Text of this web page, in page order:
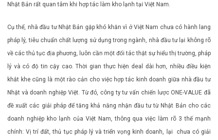
Nhật Bản rất quan tâm khi hợp tác làm kho lạnh tại Việt Nam.
Cụ thể, nhà đầu tư Nhật Bản gặp khó khăn vì ở Việt Nam chưa có hành lang
pháp lý, tiêu chuẩn chất lượng sử dụng trong ngành, nhà đầu tư lại không rõ
về các thủ tục địa phương, luôn cần một đối tác thật sự hiểu thị trường, pháp
lý và có độ tin cậy cao. Thời gian thực hiện deal dài hơn, nhiều điều kiện
khắt khe cũng là một rào cản cho việc hợp tác kinh doanh giữa nhà đầu tư
Nhật và doanh nghiệp Việt. Từ đó, công ty tư vấn chiến lược ONE-VALUE đã
đề xuất các giải pháp để tăng khả năng nhận đầu tư từ Nhật Bản cho các
doanh nghiệp kho lạnh của Việt Nam, thông qua việc làm rõ 3 thế mạnh
chính: Vị trí đất, thủ tục pháp lý và triển vọng kinh doanh, lại chưa có giải